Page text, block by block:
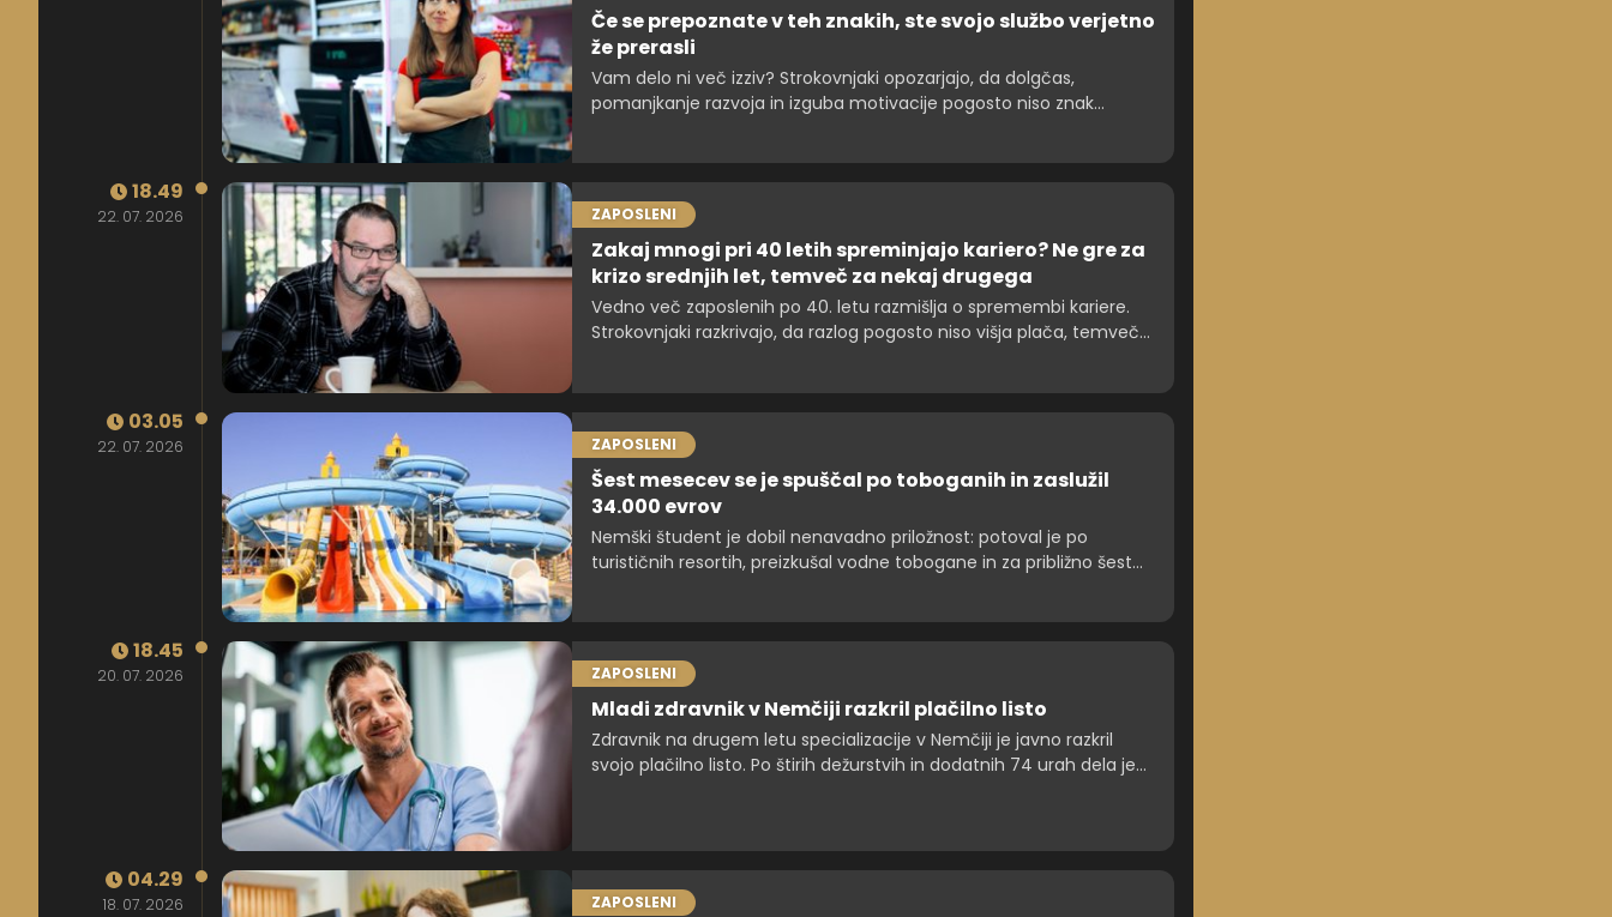
Če se prepoznate v teh znakih, ste svojo službo verjetno
že prerasli
Vam delo ni več izziv? Strokovnjaki opozarjajo, da dolgčas,
pomanjkanje razvoja in izguba motivacije pogosto niso znak
18.49
22. 07. 2026 ZAPOSLENI
Zakaj mnogi pri 40 letih spreminjajo kariero? Ne gre za
krizo srednjih let, temveč za nekaj drugega
Vedno več zaposlenih po 40. letu razmišlja o spremembi kariere.
Strokovnjaki razkrivajo, da razlog pogosto niso višja plača, temveč
03.05
22. 07. 2026 ZAPOSLENI
Šest mesecev se je spuščal po toboganih in zaslužil
34.000 evrov
Nemški študent je dobil nenavadno priložnost: potoval je po
turističnih resortih, preizkušal vodne tobogane in za približno šest
18.45
20. 07. 2026 ZAPOSLENI
Mladi zdravnik v Nemčiji razkril plačilno listo
Zdravnik na drugem letu specializacije v Nemčiji je javno razkril
svojo plačilno listo. Po štirih dežurstvih in dodatnih 74 urah dela je
04.29
18. 07. 2026 ZAPOSLENI